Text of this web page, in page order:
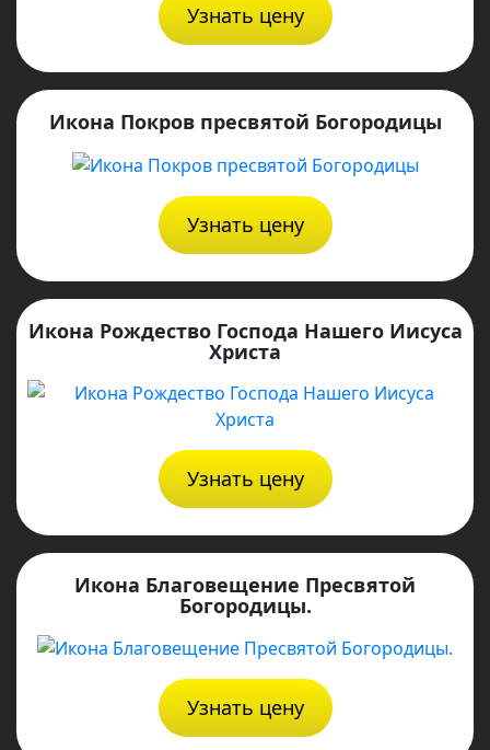
Узнать цену
Икона Покров пресвятой Богородицы
Узнать цену
Икона Рождество Господа Нашего Иисуса
Христа
Узнать цену
Икона Благовещение Пресвятой
Богородицы.
Узнать цену